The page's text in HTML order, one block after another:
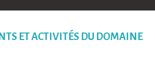
ET ACTIVITÉS DU DOMAINE